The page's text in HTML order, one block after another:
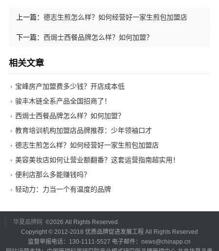
上一篇： 德志生煎怎么样？如何经营好一家生煎包加盟店
下一篇： 西焗士西餐品牌怎么样？如何加盟？
相关文章
宝峰房产加盟费多少钱？开店成本低
骏丰木链全系产品全国招商了！
西焗士西餐品牌怎么样？如何加盟？
教育培训机构加盟店品牌推荐：少年领袖口才
德志生煎怎么样？如何经营好一家生煎包加盟店
美容美妆店如何让营业额翻番？这套运营指南超实用！
便利店那么多能赚钱吗？
轻动力：力当一个有温度的品牌
华夏品牌网 ©2026 All Rights Reserved.
Copyright © 2012-2018 优质品牌促进发展工程 All Rights Reserved
监督举报电话：130-1111-5527 电子邮件：news@chinapp.cn